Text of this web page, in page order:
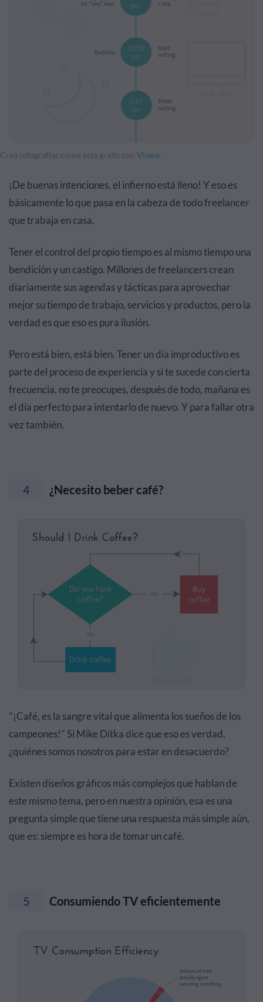
Crea infografías como esta gratis con Visme
¡De buenas intenciones, el infierno está lleno! Y eso es
básicamente lo que pasa en la cabeza de todo freelancer
que trabaja en casa.
Tener el control del propio tiempo es al mismo tiempo una
bendición y un castigo. Millones de freelancers crean
diariamente sus agendas y tácticas para aprovechar
mejor su tiempo de trabajo, servicios y productos, pero la
verdad es que eso es pura ilusión.
Pero está bien, está bien. Tener un día improductivo es
parte del proceso de experiencia y si te sucede con cierta
frecuencia, no te preocupes, después de todo, mañana es
el día perfecto para intentarlo de nuevo. Y para fallar otra
vez también.
4 ¿Necesito beber café?
"¡Café, es la sangre vital que alimenta los sueños de los
campeones!" Si Mike Ditka dice que eso es verdad,
¿quiénes somos nosotros para estar en desacuerdo?
Existen diseños gráficos más complejos que hablan de
este mismo tema, pero en nuestra opinión, esa es una
pregunta simple que tiene una respuesta más simple aún,
que es: siempre es hora de tomar un café.
5 Consumiendo TV eficientemente